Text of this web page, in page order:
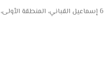
6 إسماعيل القباني، المنطقة الأولى، مدينة نصر